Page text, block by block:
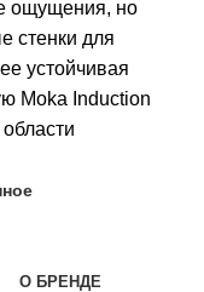
ощущения, но
стенки для
устойчивая
Moka Induction
О БРЕНДЕ